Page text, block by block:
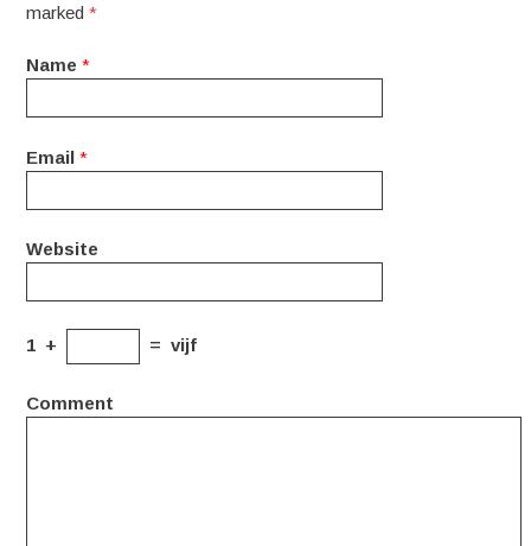
marked*
Name *
Email *
Website
1 + = vijf
Comment